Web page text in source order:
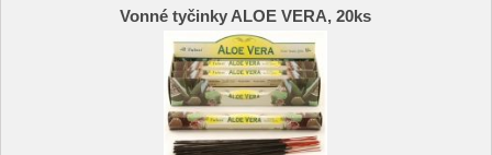
Vonné tyčinky ALOE VERA, 20ks